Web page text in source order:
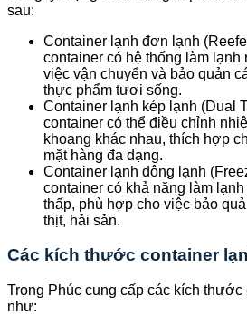
sau:
Container lạnh đơn lạnh
container có hệ thống làm lạnh
việc vận chuyển và bảo quản
thực phẩm tươi sống.
Container lạnh kép lạnh (Dual
container có thể điều chỉnh
khoang khác nhau, thích hợp
mặt hàng đa dạng.
Container lạnh đông lạnh
container có khả năng làm
thấp, phù hợp cho việc bảo
thịt, hải sản.
Các kích thước container
Trọng Phúc cung cấp các kích
như: